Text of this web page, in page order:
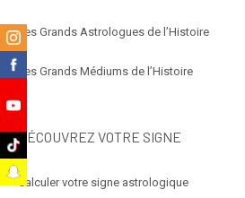
Les Grands Astrologues de l’Histoire
Les Grands Médiums de l’Histoire
DÉCOUVREZ VOTRE SIGNE
Calculer votre signe astrologique